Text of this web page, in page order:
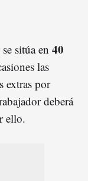
sitúa en 40
las
extras por
deberá
ello.